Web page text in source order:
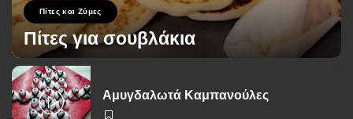
Πίτες και Ζύμες
Πίτες για σουβλάκια
Posted
by
George Zolis 18 Μαΐου 2023
Αμυγδαλωτά Καμπανούλες